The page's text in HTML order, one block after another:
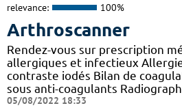
relevance: 100%
Arthroscanner
Rendez-vous sur prescription
allergiques et infectieux
contraste iodés Bilan de
sous anti-coagulants
05/08/2022 18:33